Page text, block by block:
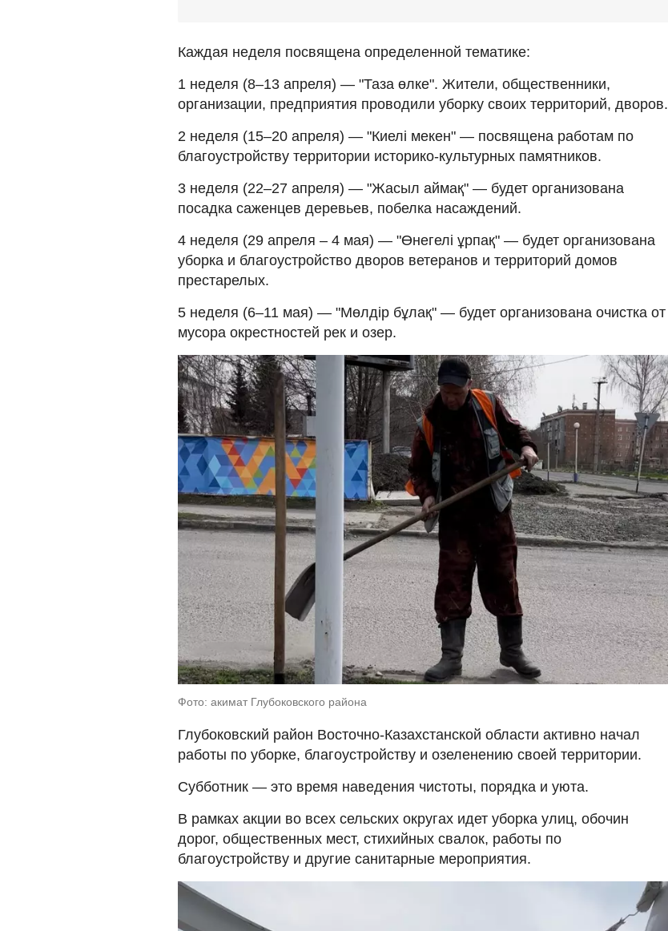
Каждая неделя посвящена определенной тематике:
1 неделя (8–13 апреля) — "Таза өлке". Жители, общественники,
организации, предприятия проводили уборку своих территорий, дворов.
2 неделя (15–20 апреля) — "Киелі мекен" — посвящена работам по
благоустройству территории историко-культурных памятников.
3 неделя (22–27 апреля) — "Жасыл аймақ" — будет организована
посадка саженцев деревьев, побелка насаждений.
4 неделя (29 апреля – 4 мая) — "Өнегелі ұрпақ" — будет организована
уборка и благоустройство дворов ветеранов и территорий домов
престарелых.
5 неделя (6–11 мая) — "Мөлдір бұлақ" — будет организована очистка от
мусора окрестностей рек и озер.
Фото: акимат Глубоковского района
Глубоковский район Восточно-Казахстанской области активно начал
работы по уборке, благоустройству и озеленению своей территории.
Субботник — это время наведения чистоты, порядка и уюта.
В рамках акции во всех сельских округах идет уборка улиц, обочин
дорог, общественных мест, стихийных свалок, работы по
благоустройству и другие санитарные мероприятия.